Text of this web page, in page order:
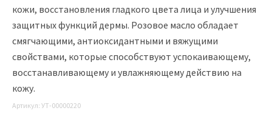
кожи, восстановления гладкого цвета лица и улучшения
защитных функций дермы. Розовое масло обладает
смягчающими, антиоксидантными и вяжущими
свойствами, которые способствуют успокаивающему,
восстанавливающему и увлажняющему действию на
кожу.
Артикул: УТ-00000220